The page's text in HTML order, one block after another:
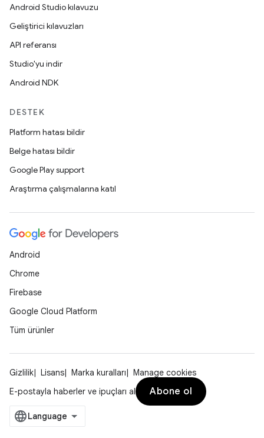
Android Studio kılavuzu
Geliştirici kılavuzları
API referansı
Studio'yu indir
Android NDK
DESTEK
Platform hatası bildir
Belge hatası bildir
Google Play support
Araştırma çalışmalarına katıl
Android
Chrome
Firebase
Google Cloud Platform
Tüm ürünler
Gizlilik Lisans Marka kuralları
Manage cookies
E-postayla haberler ve ipuçları al
Abone ol